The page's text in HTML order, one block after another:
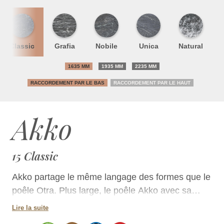
Akko
15 Classic
Akko partage le même langage des formes que le
poêle Otra. Plus large, le poêle Akko avec sa
grande porte de forme carrée offre une vue
Lire la suite
Classic Grafia Nobile Unica Natural
1635 MM 1935 MM 2235 MM
RACCORDEMENT PAR LE BAS RACCORDEMENT PAR LE HAUT